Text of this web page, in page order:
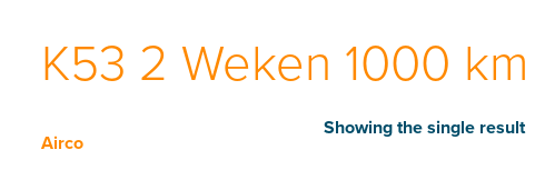
K53 2 Weken 1000
Airco
Showing the single result